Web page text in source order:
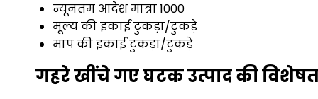
न्यूनतम आदेश मात्रा1000
मूल्य की इकाईटुकड़ा/टुकड़े
माप की इकाईटुकड़ा/टुकड़े
गहरे खींचे गए घटक उत्पाद की